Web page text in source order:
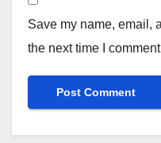
Save my name, email,
the next time I